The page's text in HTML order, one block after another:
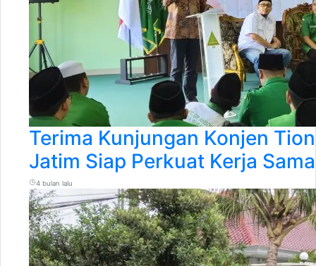
Terima Kunjungan Konjen
Jatim Siap Perkuat Kerja
4 bulan lalu